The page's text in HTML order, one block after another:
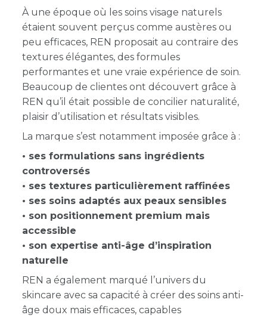
À une époque où les soins visage naturels
étaient souvent perçus comme austères ou
peu efficaces, REN proposait au contraire des
textures élégantes, des formules
performantes et une vraie expérience de soin.
Beaucoup de clientes ont découvert grâce à
REN qu’il était possible de concilier naturalité,
plaisir d’utilisation et résultats visibles.
La marque s’est notamment imposée grâce à :
• ses formulations sans ingrédients
controversés
• ses textures particulièrement raffinées
• ses soins adaptés aux peaux sensibles
• son positionnement premium mais
accessible
• son expertise anti-âge d’inspiration
naturelle
REN a également marqué l’univers du
skincare avec sa capacité à créer des soins anti-
ge doux mais efficaces, capables